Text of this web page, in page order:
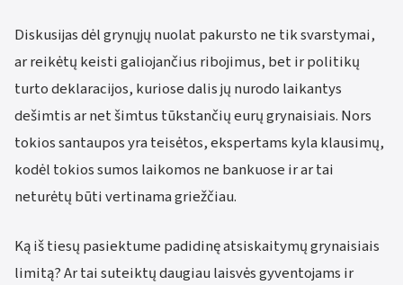
Diskusijas dėl grynųjų nuolat pakursto ne tik svarstymai,
ar reikėtų keisti galiojančius ribojimus, bet ir politikų
turto deklaracijos, kuriose dalis jų nurodo laikantys
dešimtis ar net šimtus tūkstančių eurų grynaisiais. Nors
tokios santaupos yra teisėtos, ekspertams kyla klausimų,
kodėl tokios sumos laikomos ne bankuose ir ar tai
neturėtų būti vertinama griežčiau.
Ką iš tiesų pasiektume padidinę atsiskaitymų grynaisiais
limitą? Ar tai suteiktų daugiau laisvės gyventojams ir